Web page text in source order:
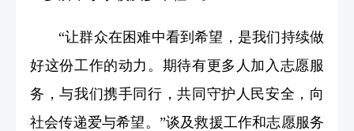
“让群众在困难中看到希望，是我们持续做
好这份工作的动力。期待有更多人加入志愿服
务，与我们携手同行，共同守护人民安全，向
社会传递爱与希望。”谈及救援工作和志愿服务